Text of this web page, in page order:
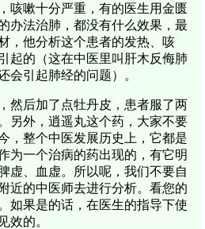
咳嗽十分严重，有的医生用金匮
办法治肺，都没有什么效果，最
，他分析这个患者的发热、咳
起的（这在中医里叫肝木反侮肺
会引起肺经的问题）。
然后加了点牡丹皮，患者服了两
另外，逍遥丸这个药，大家不要
，整个中医发展历史上，它都是
为一个治病的药出现的，有它明
虚、血虚。所以呢，我们不要自
近的中医师去进行分析。看您的
如果是的话，在医生的指导下使
效的。